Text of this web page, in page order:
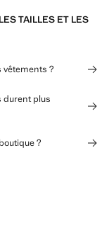
TAILLES ET LES
?
durent plus
?